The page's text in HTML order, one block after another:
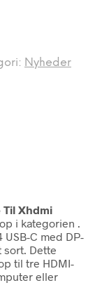
Nyheder
Til Xhdmi
i kategorien .
C med DP-
sort. Dette
til tre HDMI-
eller